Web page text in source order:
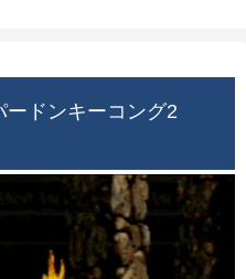
ードンキーコング2